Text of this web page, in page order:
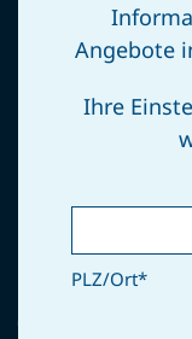
Laa/Thaya
Angebote
Ihre
PLZ/Ort*